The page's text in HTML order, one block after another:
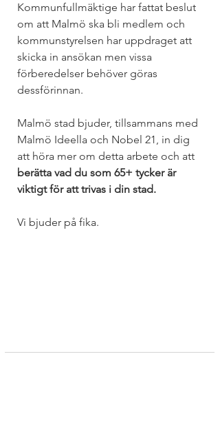
Kommunfullmäktige har fattat beslut
om att Malmö ska bli medlem och
kommunstyrelsen har uppdraget att
skicka in ansökan men vissa
förberedelser behöver göras
dessförinnan.
Malmö stad bjuder, tillsammans med
Malmö Ideella och Nobel 21, in dig
att höra mer om detta arbete och att
berätta vad du som 65+ tycker är
viktigt för att trivas i din stad.
Vi bjuder på fika.